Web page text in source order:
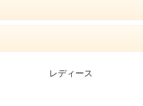
レディース